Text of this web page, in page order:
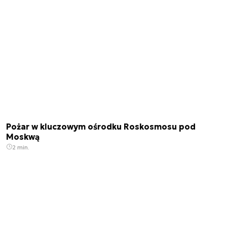
Pożar w kluczowym ośrodku Roskosmosu pod
Moskwą
2 min.